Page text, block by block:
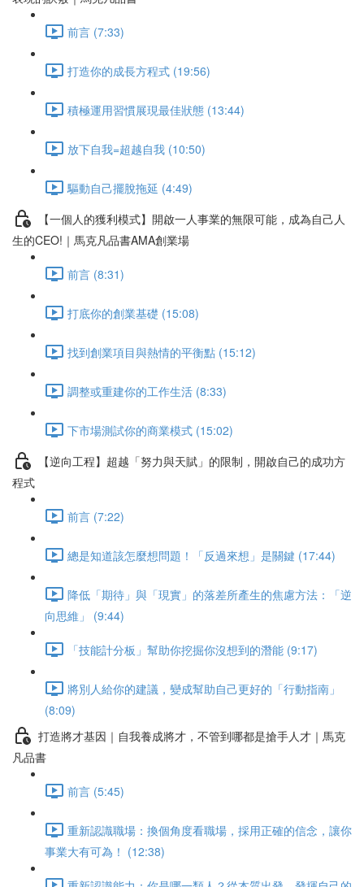
前言 (7:33)
打造你的成長方程式 (19:56)
積極運用習慣展現最佳狀態 (13:44)
放下自我=超越自我 (10:50)
驅動自己擺脫拖延 (4:49)
【一個人的獲利模式】開啟一人事業的無限可能，成為自己人
生的CEO!｜馬克凡品書AMA創業場
前言 (8:31)
打底你的創業基礎 (15:08)
找到創業項目與熱情的平衡點 (15:12)
調整或重建你的工作生活 (8:33)
下市場測試你的商業模式 (15:02)
【逆向工程】超越「努力與天賦」的限制，開啟自己的成功方
程式
前言 (7:22)
總是知道該怎麼想問題！「反過來想」是關鍵 (17:44)
降低「期待」與「現實」的落差所產生的焦慮方法：「逆
向思維」 (9:44)
「技能計分板」幫助你挖掘你沒想到的潛能 (9:17)
將別人給你的建議，變成幫助自己更好的「行動指南」
(8:09)
打造將才基因｜自我養成將才，不管到哪都是搶手人才｜馬克
凡品書
前言 (5:45)
重新認識職場：換個角度看職場，採用正確的信念，讓你
事業大有可為！ (12:38)